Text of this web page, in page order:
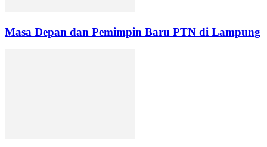
Masa Depan dan Pemimpin Baru PTN di Lampung